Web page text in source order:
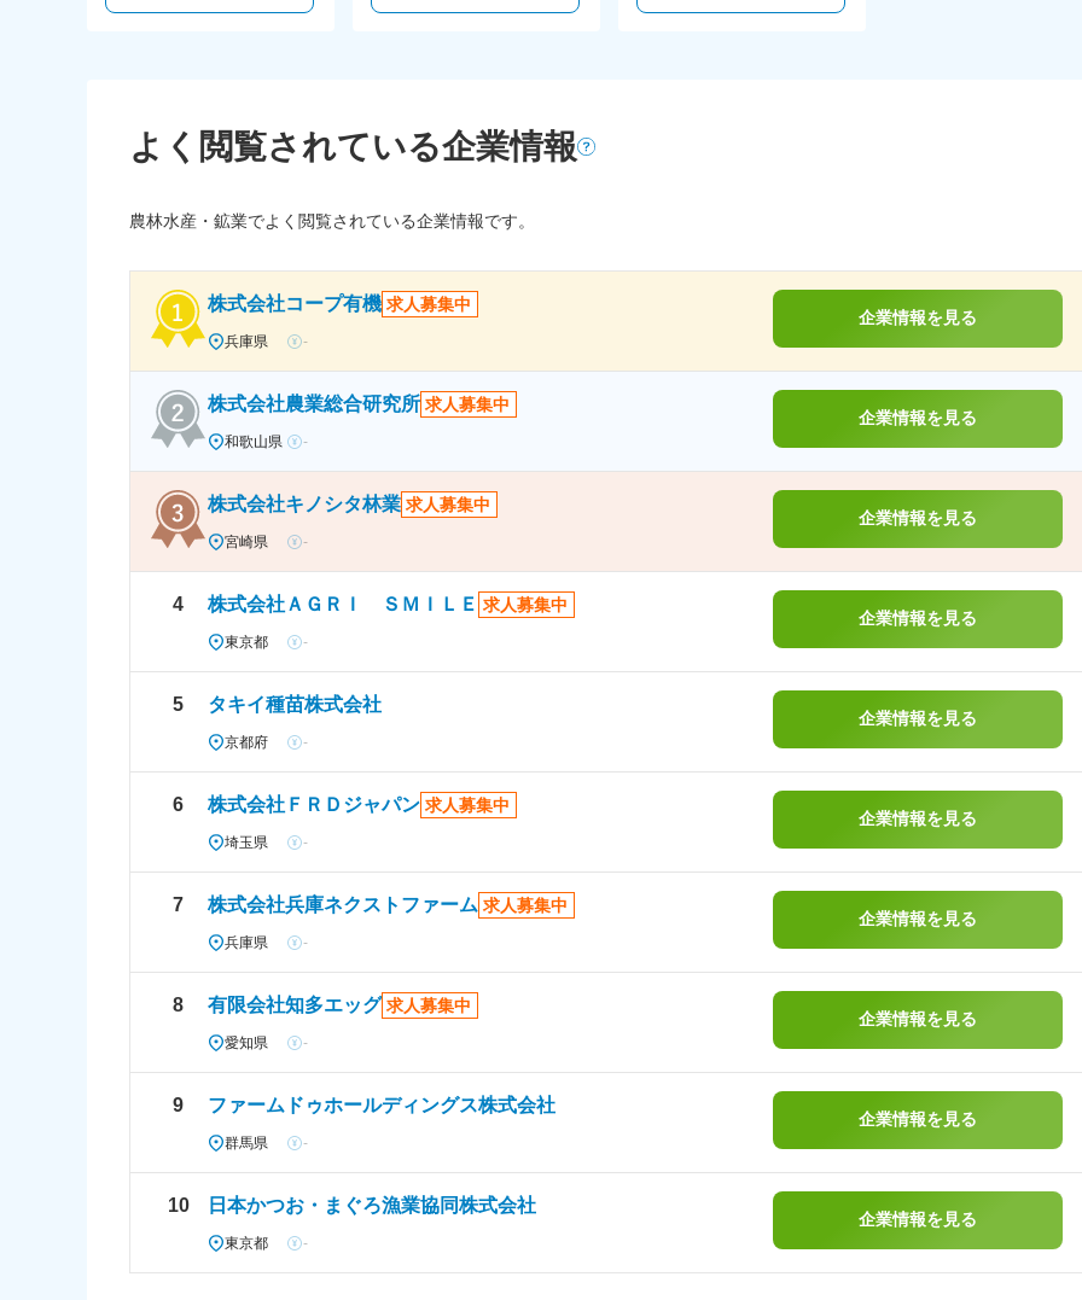
よく閲覧されている企業情報
農林水産・鉱業でよく閲覧されている企業情報です。
株式会社コープ有機 求人募集中
兵庫県 -
企業情報を見る
株式会社農業総合研究所 求人募集中
和歌山県 -
企業情報を見る
株式会社キノシタ林業 求人募集中
宮崎県 -
企業情報を見る
4 株式会社ＡＧＲＩ ＳＭＩＬＥ 求人募集中
東京都 -
企業情報を見る
5 タキイ種苗株式会社
京都府 -
企業情報を見る
6 株式会社ＦＲＤジャパン 求人募集中
埼玉県 -
企業情報を見る
7 株式会社兵庫ネクストファーム 求人募集中
兵庫県 -
企業情報を見る
8 有限会社知多エッグ 求人募集中
愛知県 -
企業情報を見る
9 ファームドゥホールディングス株式会社
群馬県 -
企業情報を見る
10 日本かつお・まぐろ漁業協同株式会社
東京都 -
企業情報を見る